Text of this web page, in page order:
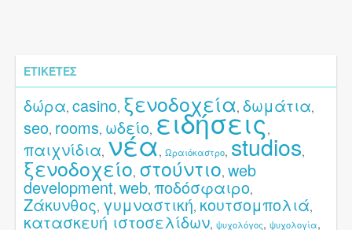
ΕΤΙΚΈΤΕΣ
δώρα, casino, ξενοδοχεία, δωμάτια,
seo, rooms, ωδείο, ειδήσεις,
παιχνίδια, νέα, Ωραιόκαστρο, studios,
ξενοδοχείο, στούντιο, web
development, web, ποδόσφαιρο,
Ζάκυνθος, γυμναστική, κουτσομπολιά,
κατασκευή ιστοσελίδων, ψυχολόγος, ψυχολογία,